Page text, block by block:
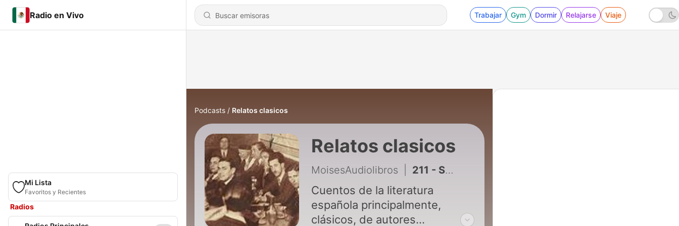
Radio en Vivo Trabajar Gym Dormir Relajarse Viaje
Mi Lista
Favoritos y Recientes
Radios
Podcasts Relatos clasicos
Relatos clasicos
MoisesAudiolibros 211 - S XIX Washington Irvin La leyenda de Sleepy Hollow 6/6 (audiolibro) Voz Moisés de las Heras
Cuentos de la literatura
española principalmente,
clásicos, de autores